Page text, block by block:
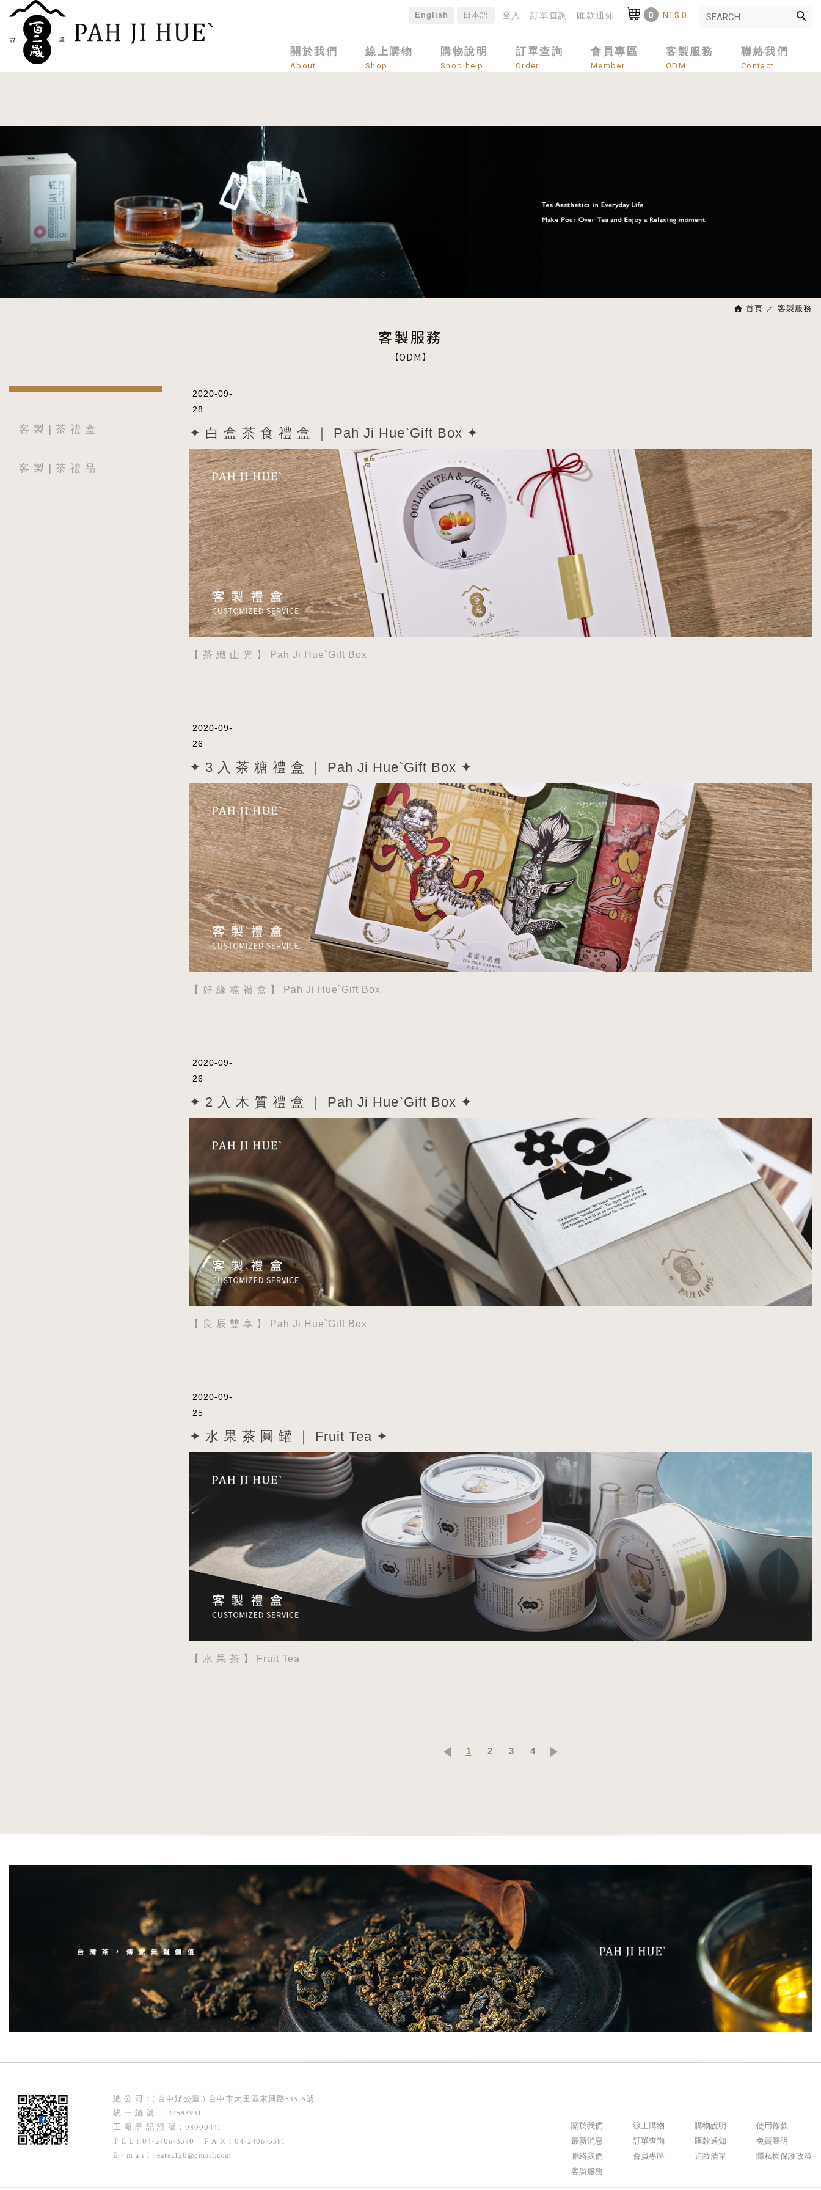
English 日本語 登入 訂單查詢 匯款通知 0 NT$ 0
關於我們
About
線上購物
Shop
購物說明
Shop help
訂單查詢
Order
會員專區
Member
客製服務
ODM
聯絡我們
Contact
首頁 客製服務
客製服務
ODM
客 製 | 茶 禮 盒
客 製 | 茶 禮 品
2020-09-
28
✦ 白 盒 茶 食 禮 盒 ｜ Pah Ji Hue`Gift Box ✦
【 茶 織 山 光 】 Pah Ji Hue`Gift Box
2020-09-
26
✦ 3 入 茶 糖 禮 盒 ｜ Pah Ji Hue`Gift Box ✦
【 好 緣 糖 禮 盒 】 Pah Ji Hue`Gift Box
2020-09-
26
✦ 2 入 木 質 禮 盒 ｜ Pah Ji Hue`Gift Box ✦
【 良 辰 雙 享 】 Pah Ji Hue`Gift Box
2020-09-
25
✦ 水 果 茶 圓 罐 ｜ Fruit Tea ✦
【 水 果 茶 】 Fruit Tea
1 2 3 4
總 公 司：( 台中辦公室 ) 台中市大里區東興路535-5號
統 一 編 號 ： 24593931
工 廠 登 記 證 號：08000441
T E L：04-2406-3380 F A X：04-2406-3381
E - m a i l : eatea120@gmail.com
關於我們
最新消息
聯絡我們
客製服務
線上購物
訂單查詢
會員專區
購物說明
匯款通知
追蹤清單
使用條款
免責聲明
隱私權保護政策